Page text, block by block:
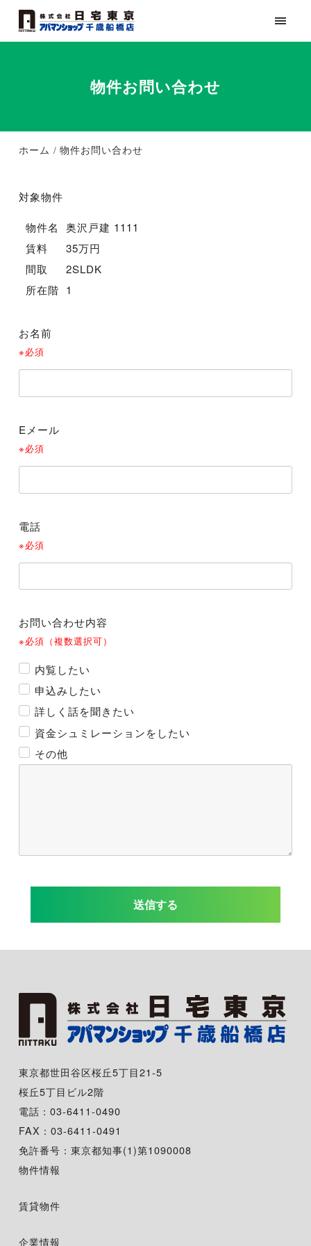
物件お問い合わせ
ホーム 物件お問い合わせ
対象物件
物件名
奥沢戸建 1111
賃料
35万円
間取
2SLDK
所在階 1
お名前
※必須
Eメール
※必須
電話
※必須
お問い合わせ内容
※必須（複数選択可）
内覧したい
申込みしたい
詳しく話を聞きたい
資金シュミレーションをしたい
その他
送信する
東京都世田谷区桜丘5丁目21-5
桜丘5丁目ビル2階
電話：03-6411-0490
FAX：03-6411-0491
免許番号：東京都知事(1)第1090008
物件情報
賃貸物件
企業情報